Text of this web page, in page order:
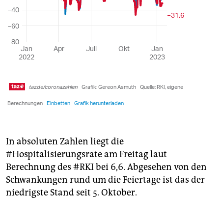
In absoluten Zahlen liegt die
#Hospitalisierungsrate am Freitag laut
Berechnung des #RKI bei 6,6. Abgesehen von den
Schwankungen rund um die Feiertage ist das der
niedrigste Stand seit 5. Oktober.